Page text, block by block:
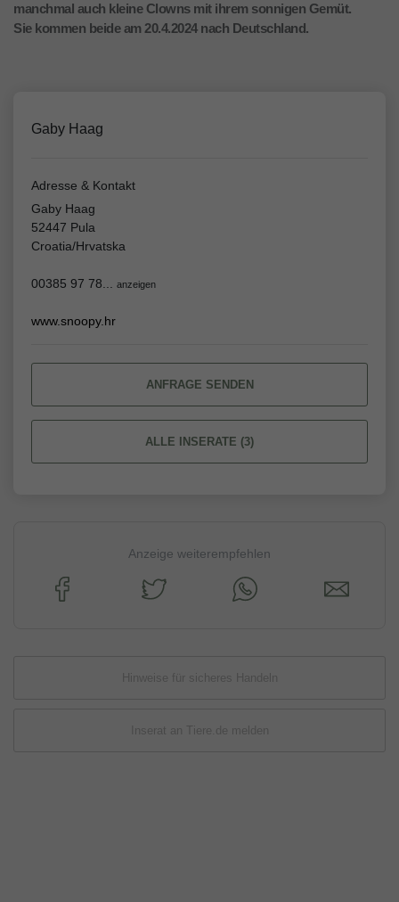
manchmal auch kleine Clowns mit ihrem sonnigen Gemüt.
Sie kommen beide am 20.4.2024 nach Deutschland.
Gaby Haag
Adresse & Kontakt
Gaby Haag
52447 Pula
Croatia/Hrvatska
00385 97 78... anzeigen
www.snoopy.hr
ANFRAGE SENDEN
ALLE INSERATE (3)
Anzeige weiterempfehlen
Hinweise für sicheres Handeln
Inserat an Tiere.de melden